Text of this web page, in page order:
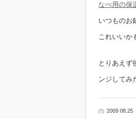
なべ用の保
いつものお
これいいか
とりあえず
ンジしてみ
2009 08.25